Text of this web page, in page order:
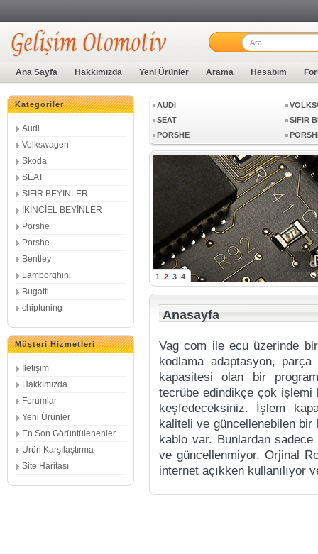
Ana Sayfa Hakkımızda Yeni Ürünler Arama Hesabım
Kategoriler
Audi
Volkswagen
Skoda
SEAT
SIFIR BEYİNLER
İKİNCİEL BEYİNLER
Porshe
Porshe
Bentley
Lamborghini
Bugatti
chiptuning
Müşteri Hizmetleri
İletişim
Hakkımızda
Forumlar
Yeni Ürünler
En Son Görüntülenenler
Ürün Karşılaştırma
Site Haritası
AUDI
SEAT
SIFIR
PORSHE
LAMBORGHINI
SIFIR
PORSHE
1 2 3 4
Anasayfa
Vag com ile ecu üzerinde
kodlama adaptasyon,
kapasitesi olan bir
tecrübe edindikçe çok
keşfedeceksiniz. İşlem
kaliteli ve güncellenebilen bir
kablo var. Bunlardan sadece
ve güncellenmiyor. Orjinal
internet açıkken kullanılıyor